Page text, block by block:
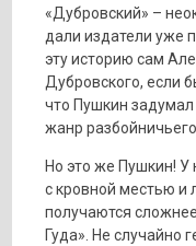
«Дубровский» –
дали издатели уже
эту историю сам
Дубровского, если
что Пушкин
жанр
Но это же Пушкин! У
с кровной местью и
получаются
Гуда». Не случайно